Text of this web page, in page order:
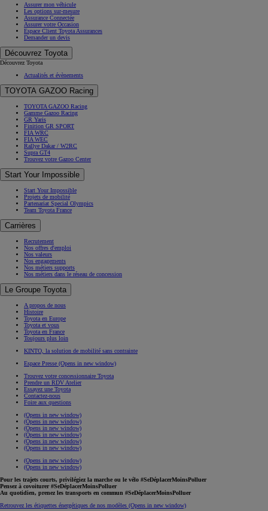
Assurer mon véhicule
Les options sur-mesure
Assurance Connectée
Assurer votre Occasion
Espace Client Toyota Assurances
Demander un devis
Découvrez Toyota
Découvrez Toyota
Actualités et évènements
TOYOTA GAZOO Racing
TOYOTA GAZOO Racing
Gamme Gazoo Racing
GR Yaris
Finition GR SPORT
FIA WRC
FIA WEC
Rallye Dakar / W2RC
Supra GT4
Trouvez votre Gazoo Center
Start Your Impossible
Start Your Impossible
Projets de mobilité
Partenariat Special Olympics
Team Toyota France
Carrières
Recrutement
Nos offres d'emploi
Nos valeurs
Nos engagements
Nos métiers supports
Nos métiers dans le réseau de concession
Le Groupe Toyota
A propos de nous
Histoire
Toyota en Europe
Toyota et vous
Toyota en France
Toujours plus loin
KINTO, la solution de mobilité sans contrainte
Espace Presse (Opens in new window)
Trouvez votre concessionnaire Toyota
Prendre un RDV Atelier
Essayez une Toyota
Contactez-nous
Foire aux questions
(Opens in new window)
(Opens in new window)
(Opens in new window)
(Opens in new window)
(Opens in new window)
(Opens in new window)
(Opens in new window)
(Opens in new window)
Pour les trajets courts, privilégiez la marche ou le vélo #SeDéplacerMoinsPolluer
Pensez à covoiturer #SeDéplacerMoinsPolluer
Au quotidien, prenez les transports en commun #SeDéplacerMoinsPolluer
Retrouvez les étiquettes énergétiques de nos modèles (Opens in new window)